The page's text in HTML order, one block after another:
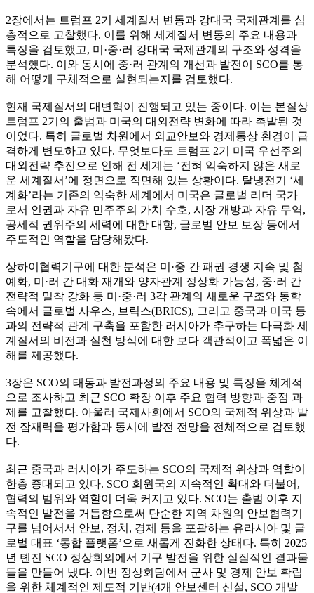
2장에서는 트럼프 2기 세계질서 변동과 강대국 국제관계를 심
층적으로 고찰했다. 이를 위해 세계질서 변동의 주요 내용과
특징을 검토했고, 미·중·러 강대국 국제관계의 구조와 성격을
분석했다. 이와 동시에 중·러 관계의 개선과 발전이 SCO를 통
해 어떻게 구체적으로 실현되는지를 검토했다.
현재 국제질서의 대변혁이 진행되고 있는 중이다. 이는 본질상
트럼프 2기의 출범과 미국의 대외전략 변화에 따라 촉발된 것
이었다. 특히 글로벌 차원에서 외교안보와 경제통상 환경이 급
격하게 변모하고 있다. 무엇보다도 트럼프 2기 미국 우선주의
대외전략 추진으로 인해 전 세계는 ‘전혀 익숙하지 않은 새로
운 세계질서’에 정면으로 직면해 있는 상황이다. 탈냉전기 ‘세
계화’라는 기존의 익숙한 세계에서 미국은 글로벌 리더 국가
로서 인권과 자유 민주주의 가치 수호, 시장 개방과 자유 무역,
공세적 권위주의 세력에 대한 대항, 글로벌 안보 보장 등에서
주도적인 역할을 담당해왔다.
상하이협력기구에 대한 분석은 미·중 간 패권 경쟁 지속 및 첨
예화, 미·러 간 대화 재개와 양자관계 정상화 가능성, 중·러 간
전략적 밀착 강화 등 미·중·러 3각 관계의 새로운 구조와 동학
속에서 글로벌 사우스, 브릭스(BRICS), 그리고 중국과 미국 등
과의 전략적 관계 구축을 포함한 러시아가 추구하는 다극화 세
계질서의 비전과 실천 방식에 대한 보다 객관적이고 폭넓은 이
해를 제공했다.
3장은 SCO의 태동과 발전과정의 주요 내용 및 특징을 체계적
으로 조사하고 최근 SCO 확장 이후 주요 협력 방향과 중점 과
제를 고찰했다. 아울러 국제사회에서 SCO의 국제적 위상과 발
전 잠재력을 평가함과 동시에 발전 전망을 전체적으로 검토했
다.
최근 중국과 러시아가 주도하는 SCO의 국제적 위상과 역할이
한층 증대되고 있다. SCO 회원국의 지속적인 확대와 더불어,
협력의 범위와 역할이 더욱 커지고 있다. SCO는 출범 이후 지
속적인 발전을 거듭함으로써 단순한 지역 차원의 안보협력기
구를 넘어서서 안보, 정치, 경제 등을 포괄하는 유라시아 및 글
로벌 대표 ‘통합 플랫폼’으로 새롭게 진화한 상태다. 특히 2025
년 톈진 SCO 정상회의에서 기구 발전을 위한 실질적인 결과물
들을 만들어 냈다. 이번 정상회담에서 군사 및 경제 안보 확립
을 위한 체계적인 제도적 기반(4개 안보센터 신설, SCO 개발